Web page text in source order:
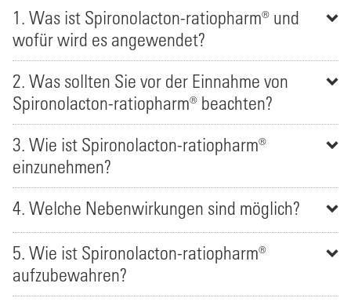
1. Was ist Spironolacton-ratiopharm® und
wofür wird es angewendet?
2. Was sollten Sie vor der Einnahme von
Spironolacton-ratiopharm® beachten?
3. Wie ist Spironolacton-ratiopharm®
einzunehmen?
4. Welche Nebenwirkungen sind möglich?
5. Wie ist Spironolacton-ratiopharm®
aufzubewahren?